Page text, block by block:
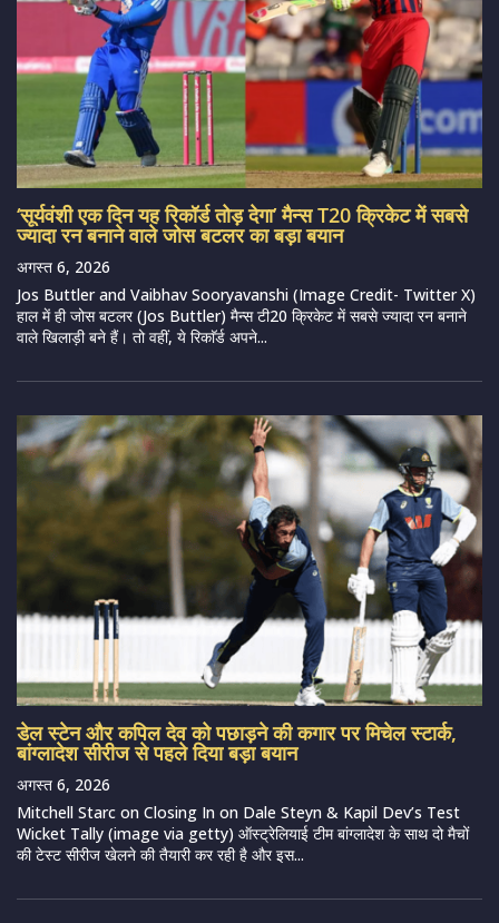
‘सूर्यवंशी एक दिन यह रिकॉर्ड तोड़ देगा’ मैन्स T20 क्रिकेट में सबसे
ज्यादा रन बनाने वाले जोस बटलर का बड़ा बयान
अगस्त 6, 2026
Jos Buttler and Vaibhav Sooryavanshi (Image Credit- Twitter X)
हाल में ही जोस बटलर (Jos Buttler) मैन्स टी20 क्रिकेट में सबसे ज्यादा रन बनाने
वाले खिलाड़ी बने हैं। तो वहीं, ये रिकाॅर्ड अपने...
डेल स्टेन और कपिल देव को पछाड़ने की कगार पर मिचेल स्टार्क,
बांग्लादेश सीरीज से पहले दिया बड़ा बयान
अगस्त 6, 2026
Mitchell Starc on Closing In on Dale Steyn & Kapil Dev’s Test
Wicket Tally (image via getty) ऑस्ट्रेलियाई टीम बांग्लादेश के साथ दो मैचों
की टेस्ट सीरीज खेलने की तैयारी कर रही है और इस...